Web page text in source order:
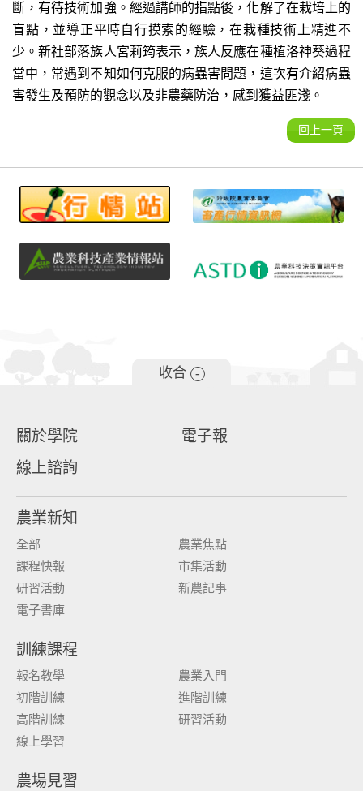
斷，有待技術加強。經過講師的指點後，化解了在栽培上的
盲點，並導正平時自行摸索的經驗，在栽種技術上精進不
少。新社部落族人宮莉筠表示，族人反應在種植洛神葵過程
當中，常遇到不知如何克服的病蟲害問題，這次有介紹病蟲
害發生及預防的觀念以及非農藥防治，感到獲益匪淺。
回上一頁
收合 -
關於學院
電子報
線上諮詢
農業新知
全部
農業焦點
課程快報
市集活動
研習活動
新農記事
電子書庫
訓練課程
報名教學
農業入門
初階訓練
進階訓練
高階訓練
研習活動
線上學習
農場見習